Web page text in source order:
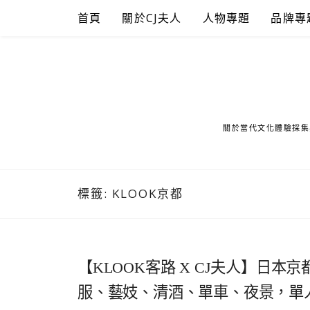
首頁 關於CJ夫人 人物專題 品牌專
關於當代文化體驗採
標籤: KLOOK京都
【KLOOK客路 X CJ夫人】日本
服、藝妓、清酒、單車、夜景，